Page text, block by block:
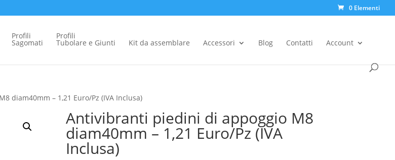
0 Elementi
Profili
Sagomati
Profili
Tubolare e Giunti Kit da assemblare Accessori Blog Contatti Account
diam40mm – 1,21 Euro/Pz (IVA Inclusa)
Antivibranti piedini di appoggio M8
diam40mm – 1,21 Euro/Pz (IVA
Inclusa)